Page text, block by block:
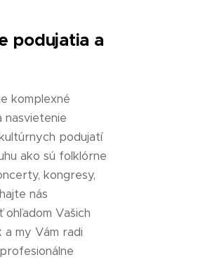
podujatia a
komplexné
nasvietenie
podujatí
ako sú folklórne
kongresy,
nás
Vašich
a my Vám radi